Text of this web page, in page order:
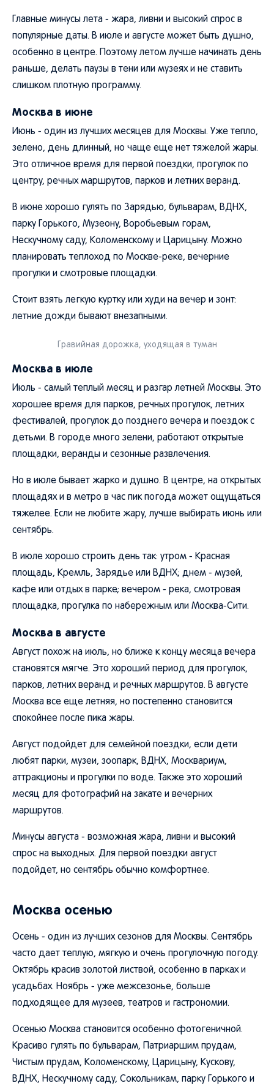
Главные минусы лета - жара, ливни и высокий спрос в
популярные даты. В июле и августе может быть душно,
особенно в центре. Поэтому летом лучше начинать день
раньше, делать паузы в тени или музеях и не ставить
слишком плотную программу.
Москва в июне
Июнь - один из лучших месяцев для Москвы. Уже тепло,
зелено, день длинный, но чаще еще нет тяжелой жары.
Это отличное время для первой поездки, прогулок по
центру, речных маршрутов, парков и летних веранд.
В июне хорошо гулять по Зарядью, бульварам, ВДНХ,
парку Горького, Музеону, Воробьевым горам,
Нескучному саду, Коломенскому и Царицыну. Можно
планировать теплоход по Москве-реке, вечерние
прогулки и смотровые площадки.
Стоит взять легкую куртку или худи на вечер и зонт:
летние дожди бывают внезапными.
Гравийная дорожка, уходящая в туман
Москва в июле
Июль - самый теплый месяц и разгар летней Москвы. Это
хорошее время для парков, речных прогулок, летних
фестивалей, прогулок до позднего вечера и поездок с
детьми. В городе много зелени, работают открытые
площадки, веранды и сезонные развлечения.
Но в июле бывает жарко и душно. В центре, на открытых
площадях и в метро в час пик погода может ощущаться
тяжелее. Если не любите жару, лучше выбирать июнь или
сентябрь.
В июле хорошо строить день так: утром - Красная
площадь, Кремль, Зарядье или ВДНХ; днем - музей,
кафе или отдых в парке; вечером - река, смотровая
площадка, прогулка по набережным или Москва-Сити.
Москва в августе
Август похож на июль, но ближе к концу месяца вечера
становятся мягче. Это хороший период для прогулок,
парков, летних веранд и речных маршрутов. В августе
Москва все еще летняя, но постепенно становится
спокойнее после пика жары.
Август подойдет для семейной поездки, если дети
любят парки, музеи, зоопарк, ВДНХ, Москвариум,
аттракционы и прогулки по воде. Также это хороший
месяц для фотографий на закате и вечерних
маршрутов.
Минусы августа - возможная жара, ливни и высокий
спрос на выходных. Для первой поездки август
подойдет, но сентябрь обычно комфортнее.
Москва осенью
Осень - один из лучших сезонов для Москвы. Сентябрь
часто дает теплую, мягкую и очень прогулочную погоду.
Октябрь красив золотой листвой, особенно в парках и
усадьбах. Ноябрь - уже межсезонье, больше
подходящее для музеев, театров и гастрономии.
Осенью Москва становится особенно фотогеничной.
Красиво гулять по бульварам, Патриаршим прудам,
Чистым прудам, Коломенскому, Царицыну, Кускову,
ВДНХ, Нескучному саду, Сокольникам, парку Горького и